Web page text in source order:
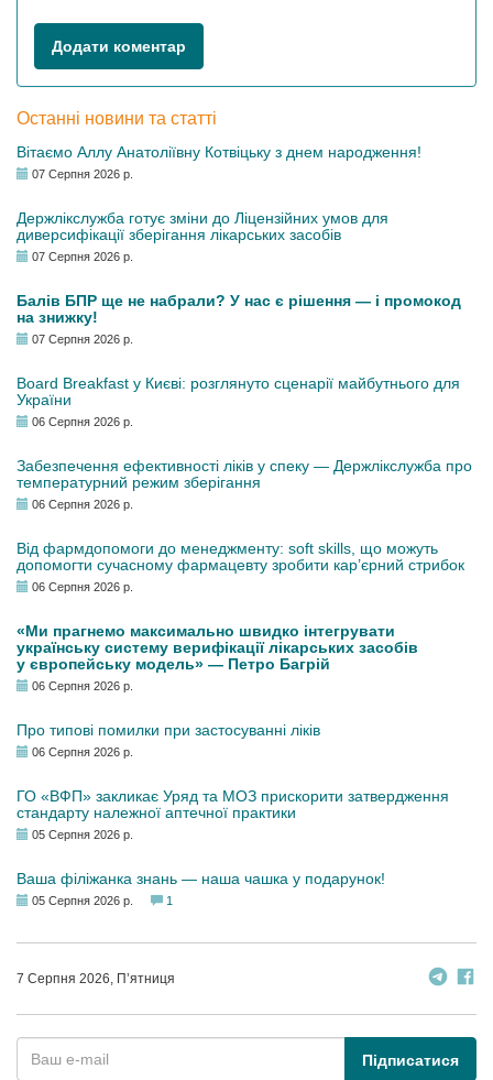
Додати коментар
Останні новини та статті
Вітаємо Аллу Анатоліївну Котвіцьку з днем народження!
07 Серпня 2026 р.
Держлікслужба готує зміни до Ліцензійних умов для
диверсифікації зберігання лікарських засобів
07 Серпня 2026 р.
Балів БПР ще не набрали? У нас є рішення — і промокод
на знижку!
07 Серпня 2026 р.
Board Breakfast у Києві: розглянуто сценарії майбутнього для
України
06 Серпня 2026 р.
Забезпечення ефективності ліків у спеку — Держлікслужба про
температурний режим зберігання
06 Серпня 2026 р.
Від фармдопомоги до менеджменту: soft skills, що можуть
допомогти сучасному фармацевту зробити кар’єрний стрибок
06 Серпня 2026 р.
«Ми прагнемо максимально швидко інтегрувати
українську систему верифікації лікарських засобів
у європейську модель» — Петро Багрій
06 Серпня 2026 р.
Про типові помилки при застосуванні ліків
06 Серпня 2026 р.
ГО «ВФП» закликає Уряд та МОЗ прискорити затвердження
стандарту належної аптечної практики
05 Серпня 2026 р.
Ваша філіжанка знань — наша чашка у подарунок!
05 Серпня 2026 р. 1
7 Серпня 2026, П’ятниця
Підписатися